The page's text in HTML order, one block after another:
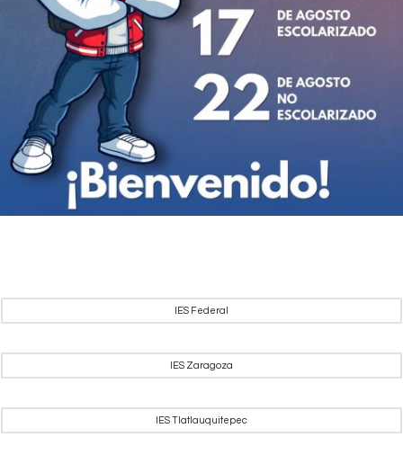
IES Federal
IES Zaragoza
IES Tlatlauquitepec